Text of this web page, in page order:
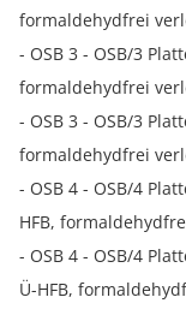
formaldehydfrei
- OSB 3 - OSB/3
formaldehydfrei
- OSB 3 - OSB/3
formaldehydfrei
- OSB 4 - OSB/4
HFB,
- OSB 4 - OSB/4
Ü-HFB,